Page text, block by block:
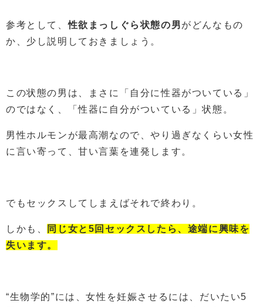
参考として、性欲まっしぐら状態の男がどんなもの
か、少し説明しておきましょう。
この状態の男は、まさに「自分に性器がついている」
のではなく、「性器に自分がついている」状態。
男性ホルモンが最高潮なので、やり過ぎなくらい女性
に言い寄って、甘い言葉を連発します。
でもセックスしてしまえばそれで終わり。
しかも、
同じ女と5回セックスしたら、途端に興味を
失います。
“生物学的”には、女性を妊娠させるには、だいたい5